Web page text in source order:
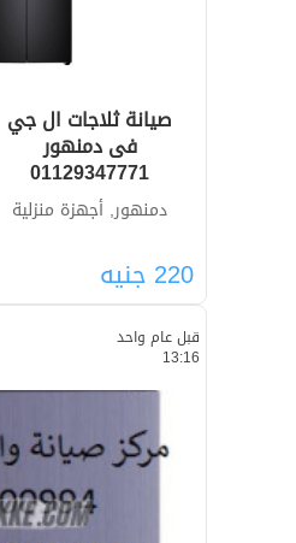
صيانة ثلاجات ال جي
فى دمنهور‎
01129347771
دمنهور, أجهزة منزلية
220 جنيه
قبل عام واحد
13:16